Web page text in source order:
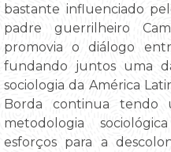
bastante influenciado
padre guerrilheiro
promovia o diálogo
fundando juntos uma
sociologia da América
Borda continua tendo
metodologia
esforços para a